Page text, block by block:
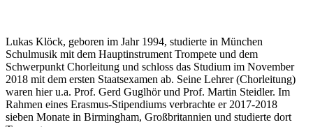
Lukas Klöck, geboren im Jahr 1994, studierte in München
Schulmusik mit dem Hauptinstrument Trompete und dem
Schwerpunkt Chorleitung und schloss das Studium im November
2018 mit dem ersten Staatsexamen ab. Seine Lehrer (Chorleitung)
waren hier u.a. Prof. Gerd Guglhör und Prof. Martin Steidler. Im
Rahmen eines Erasmus-Stipendiums verbrachte er 2017-2018
sieben Monate in Birmingham, Großbritannien und studierte dort